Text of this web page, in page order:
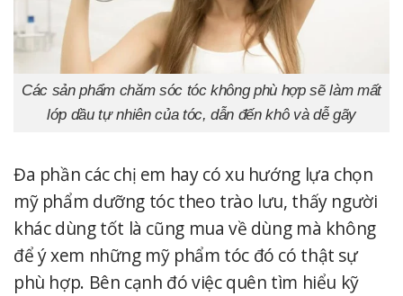
Các sản phẩm chăm sóc tóc không phù hợp sẽ làm mất
lớp dầu tự nhiên của tóc, dẫn đến khô và dễ gãy
Đa phần các chị em hay có xu hướng lựa chọn
mỹ phẩm dưỡng tóc theo trào lưu, thấy người
khác dùng tốt là cũng mua về dùng mà không
để ý xem những mỹ phẩm tóc đó có thật sự
phù hợp. Bên cạnh đó việc quên tìm hiểu kỹ